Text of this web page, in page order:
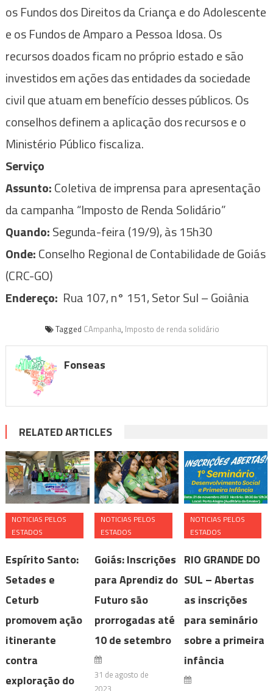
os Fundos dos Direitos da Criança e do Adolescente
e os Fundos de Amparo a Pessoa Idosa. Os
recursos doados ficam no próprio estado e são
investidos em ações das entidades da sociedade
civil que atuam em benefício desses públicos. Os
conselhos definem a aplicação dos recursos e o
Ministério Público fiscaliza.
Serviço
Assunto:Coletiva de imprensa para apresentação
da campanha “Imposto de Renda Solidário”
Quando:Segunda-feira (19/9), às 15h30
Onde:Conselho Regional de Contabilidade de Goiás
(CRC-GO)
Endereço: Rua 107, n° 151, Setor Sul – Goiânia
Tagged CAmpanha, Imposto de renda solidário
Fonseas
RELATED ARTICLES
NOTICIAS PELOS
ESTADOS
Espírito Santo:
Setades e
Ceturb
promovem ação
itinerante
contra
exploração do
NOTICIAS PELOS
ESTADOS
Goiás: Inscrições
para Aprendiz do
Futuro são
prorrogadas até
10 de setembro
31 de agosto de
2023
NOTICIAS PELOS
ESTADOS
RIO GRANDE DO
SUL – Abertas
as inscrições
para seminário
sobre a primeira
infância